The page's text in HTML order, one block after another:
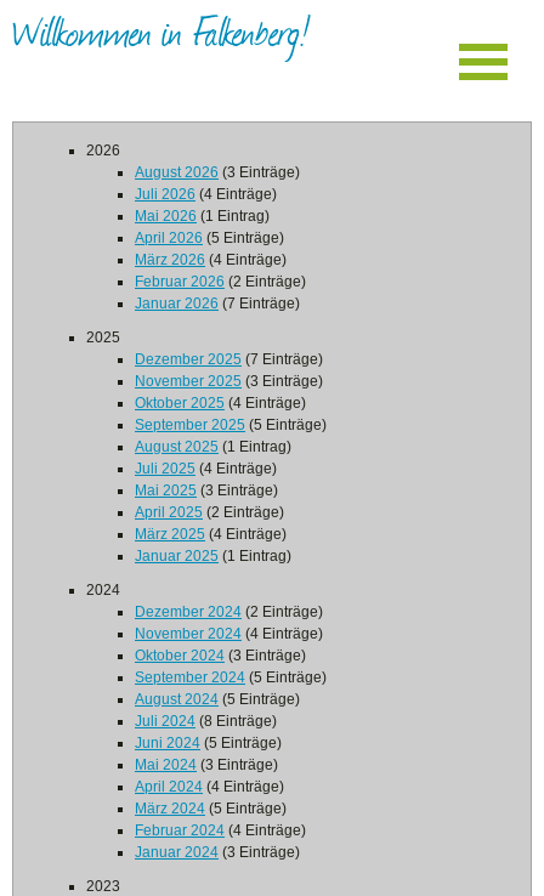
Willkommen in Falkenberg!
2026
August 2026 (3 Einträge)
Juli 2026 (4 Einträge)
Mai 2026 (1 Eintrag)
April 2026 (5 Einträge)
März 2026 (4 Einträge)
Februar 2026 (2 Einträge)
Januar 2026 (7 Einträge)
2025
Dezember 2025 (7 Einträge)
November 2025 (3 Einträge)
Oktober 2025 (4 Einträge)
September 2025 (5 Einträge)
August 2025 (1 Eintrag)
Juli 2025 (4 Einträge)
Mai 2025 (3 Einträge)
April 2025 (2 Einträge)
März 2025 (4 Einträge)
Januar 2025 (1 Eintrag)
2024
Dezember 2024 (2 Einträge)
November 2024 (4 Einträge)
Oktober 2024 (3 Einträge)
September 2024 (5 Einträge)
August 2024 (5 Einträge)
Juli 2024 (8 Einträge)
Juni 2024 (5 Einträge)
Mai 2024 (3 Einträge)
April 2024 (4 Einträge)
März 2024 (5 Einträge)
Februar 2024 (4 Einträge)
Januar 2024 (3 Einträge)
2023